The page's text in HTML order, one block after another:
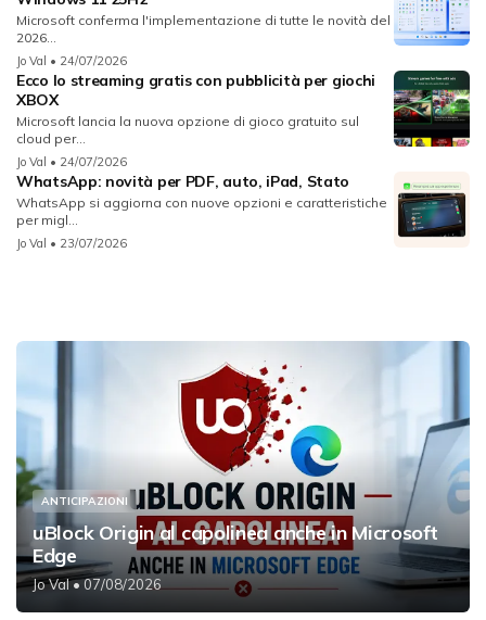
Microsoft conferma l'implementazione di tutte le novità del
2026...
Jo Val • 24/07/2026
Ecco lo streaming gratis con pubblicità per giochi
XBOX
Microsoft lancia la nuova opzione di gioco gratuito sul
cloud per...
Jo Val • 24/07/2026
WhatsApp: novità per PDF, auto, iPad, Stato
WhatsApp si aggiorna con nuove opzioni e caratteristiche
per migl...
Jo Val • 23/07/2026
ANTICIPAZIONI
uBlock Origin al capolinea anche in Microsoft
Edge
Jo Val• 07/08/2026